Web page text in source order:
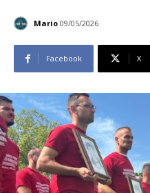
Mario 09/05/2026
Facebook X